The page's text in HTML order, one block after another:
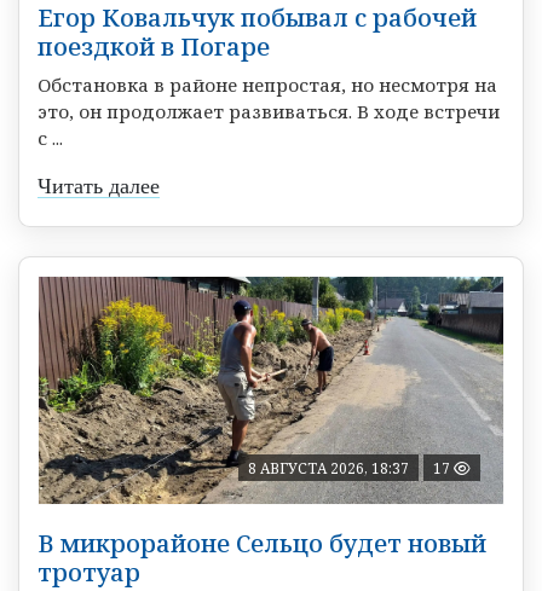
Егор Ковальчук побывал с рабочей
поездкой в Погаре
Обстановка в районе непростая, но несмотря на
это, он продолжает развиваться. В ходе встречи
с ...
Читать далее
8 АВГУСТА 2026, 18:37 17
В микрорайоне Сельцо будет новый
тротуар